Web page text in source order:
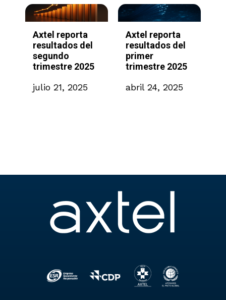
Axtel Anuncia
Prepago Parcial
de Crédito
Bancario
marzo 26, 2025
Axtel Celebró
Asambleas
Extraordinaria y
Ordinaria Anual